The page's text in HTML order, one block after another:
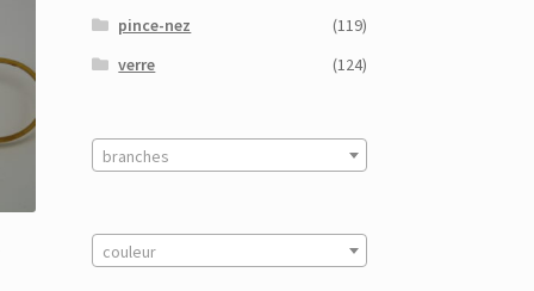
pince-nez
(119)
verre
(124)
branches
couleur